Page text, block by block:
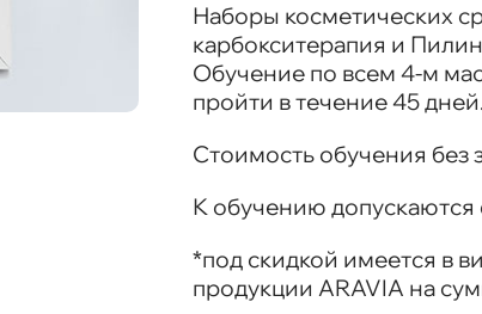
Наборы косметических
карбокситерапия и
Обучение по всем 4-м
пройти в течение 45 дней.
Стоимость обучения без
К обучению допускаются
*под скидкой имеется в
продукции ARAVIA на